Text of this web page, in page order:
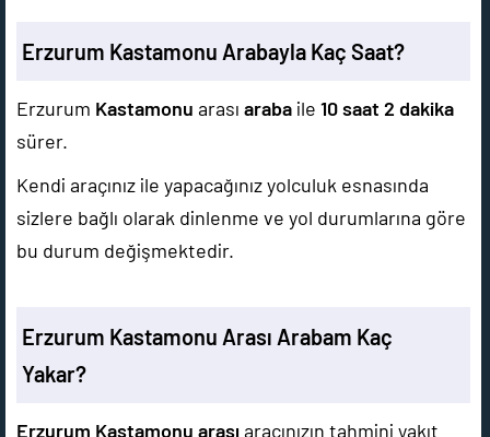
Erzurum Kastamonu Arabayla Kaç Saat?
Erzurum Kastamonu arası araba ile 10 saat 2 dakika
sürer.
Kendi araçınız ile yapacağınız yolculuk esnasında
sizlere bağlı olarak dinlenme ve yol durumlarına göre
bu durum değişmektedir.
Erzurum Kastamonu Arası Arabam Kaç
Yakar?
Erzurum Kastamonu arasıaracınızın tahmini yakıt